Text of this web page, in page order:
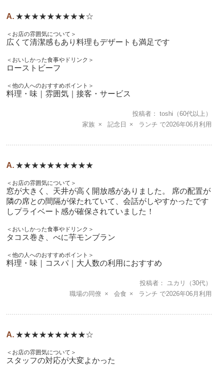
★★★★★★★★★☆
＜お店の雰囲気について＞
広くて清潔感もあり料理もデザートも満足です
＜おいしかった食事やドリンク＞
ローストビーフ
＜他の人へのおすすめポイント＞
料理・味｜雰囲気｜接客・サービス
投稿者 toshi （60代以上）
家族
記念日 ランチ 2026年06月
★★★★★★★★★★
＜お店の雰囲気について＞
窓が大きく、天井が高く開放感がありました。 席の配置が
隣の席との間隔が保たれていて、会話がしやすかったです
しプライベート感が確保されていました！
＜おいしかった食事やドリンク＞
タコス巻き、べに芋モンブラン
＜他の人へのおすすめポイント＞
料理・味｜コスパ｜大人数の利用におすすめ
投稿者 ユカリ
（30代）
職場の同僚
会食 ランチ 2026年06月
★★★★★★★★★☆
＜お店の雰囲気について＞
スタッフの対応が大変よかった